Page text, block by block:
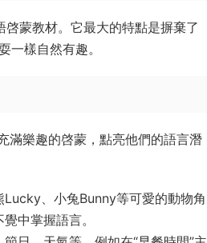
啓蒙教材。它最大的特點是摒棄了
一樣自然有趣。
滿樂趣的啓蒙，點亮他們的語言潛
Lucky、小兔Bunny等可愛的動物角
中掌握語言。